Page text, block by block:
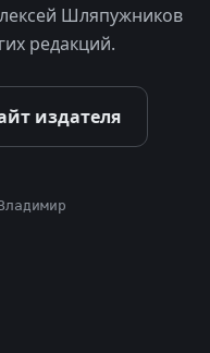
Шляпужников
редакций.
издателя